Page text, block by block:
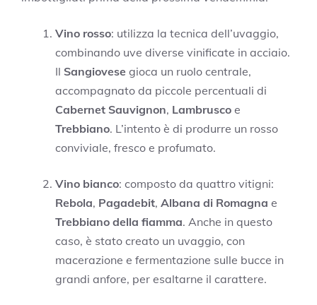
Vino rosso: utilizza la tecnica dell’uvaggio,
combinando uve diverse vinificate in acciaio.
Il Sangiovese gioca un ruolo centrale,
accompagnato da piccole percentuali di
Cabernet Sauvignon, Lambrusco e
Trebbiano. L’intento è di produrre un rosso
conviviale, fresco e profumato.
Vino bianco: composto da quattro vitigni:
Rebola, Pagadebit, Albana di Romagna e
Trebbiano della fiamma. Anche in questo
caso, è stato creato un uvaggio, con
macerazione e fermentazione sulle bucce in
grandi anfore, per esaltarne il carattere.